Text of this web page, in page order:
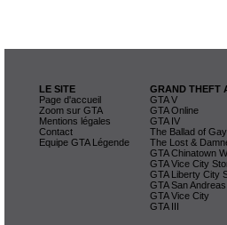
LE SITE
Page d'accueil
Zoom sur GTA
Mentions légales
Contact
Equipe GTA Légende
GRAND THEFT
GTA V
GTA Online
GTA IV
The Ballad of
The Lost &
GTA Chinatown
GTA Vice City
GTA Liberty City
GTA San Andreas
GTA Vice City
GTA III